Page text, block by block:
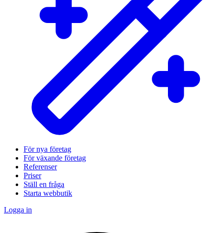
För nya företag
För växande företag
Referenser
Priser
Ställ en fråga
Starta webbutik
Logga in